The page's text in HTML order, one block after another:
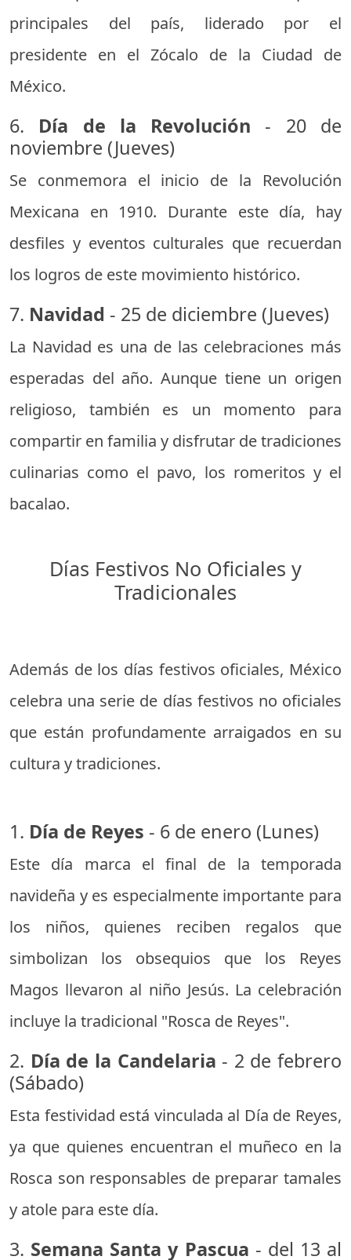
principales del país, liderado por el
presidente en el Zócalo de la Ciudad de
México.
6. Día de la Revolución - 20 de
noviembre (Jueves)
Se conmemora el inicio de la Revolución
Mexicana en 1910. Durante este día, hay
desfiles y eventos culturales que recuerdan
los logros de este movimiento histórico.
7. Navidad - 25 de diciembre (Jueves)
La Navidad es una de las celebraciones más
esperadas del año. Aunque tiene un origen
religioso, también es un momento para
compartir en familia y disfrutar de tradiciones
culinarias como el pavo, los romeritos y el
bacalao.
Días Festivos No Oficiales y
Tradicionales
Además de los días festivos oficiales, México
celebra una serie de días festivos no oficiales
que están profundamente arraigados en su
cultura y tradiciones.
1. Día de Reyes - 6 de enero (Lunes)
Este día marca el final de la temporada
navideña y es especialmente importante para
los niños, quienes reciben regalos que
simbolizan los obsequios que los Reyes
Magos llevaron al niño Jesús. La celebración
incluye la tradicional "Rosca de Reyes".
2. Día de la Candelaria - 2 de febrero
(Sábado)
Esta festividad está vinculada al Día de Reyes,
ya que quienes encuentran el muñeco en la
Rosca son responsables de preparar tamales
y atole para este día.
3. Semana Santa y Pascua - del 13 al